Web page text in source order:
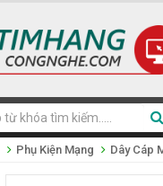
Phụ Kiện Mạng Dây Cáp